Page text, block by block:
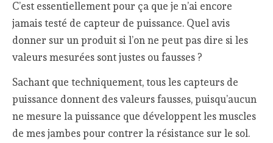
C’est essentiellement pour ça que je n’ai encore
jamais testé de capteur de puissance. Quel avis
donner sur un produit si l’on ne peut pas dire si les
valeurs mesurées sont justes ou fausses ?
Sachant que techniquement, tous les capteurs de
puissance donnent des valeurs fausses, puisqu’aucun
ne mesure la puissance que développent les muscles
de mes jambes pour contrer la résistance sur le sol.